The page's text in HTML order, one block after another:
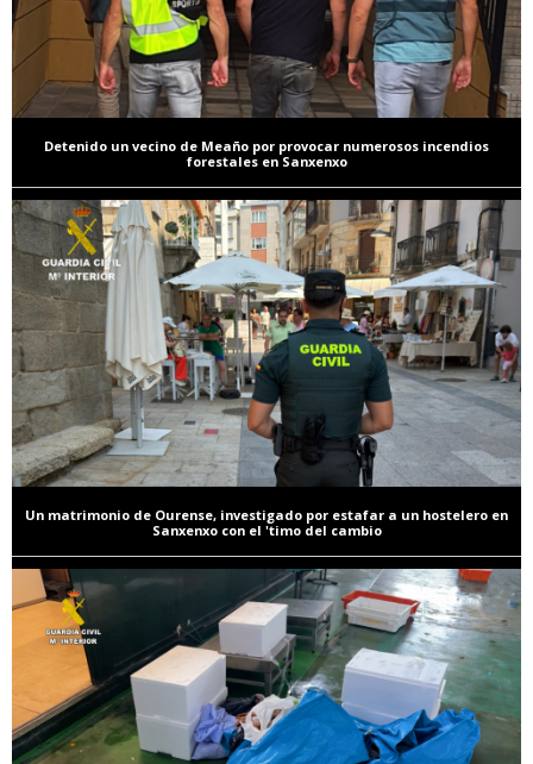
Detenido un vecino de Meaño por provocar numerosos incendios
forestales en Sanxenxo
Un matrimonio de Ourense, investigado por estafar a un hostelero en
Sanxenxo con el 'timo del cambio